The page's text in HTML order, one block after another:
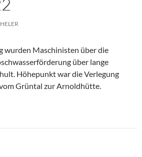
wurden Maschinisten über die
über lange
Höhepunkt war die Verlegung
Grüntal zur Arnoldhütte.